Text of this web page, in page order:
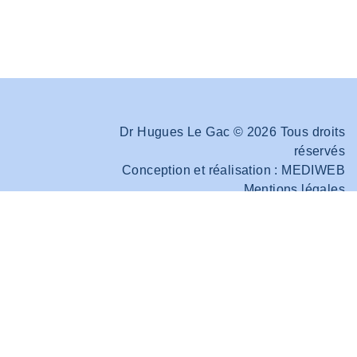
Dr Hugues Le Gac © 2026 Tous droits
réservés
Conception et réalisation : MEDIWEB
Mentions légales